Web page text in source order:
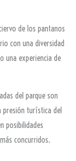
de los pantanos
con una diversidad
una experiencia de
del parque son
presión turística del
posibilidades
concurridos.